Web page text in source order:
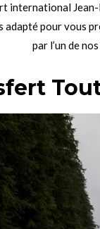
pour vous
par l’un de